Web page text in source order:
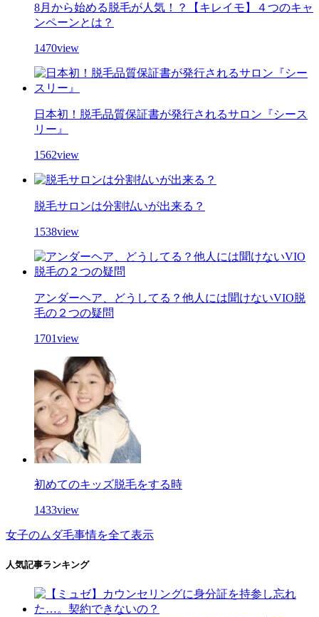
8月から始める脱毛が人気！？【キレイモ】４つのキャ
ンペーンとは？
1470view
日本初！脱毛品質保証書が発行されるサロン『シース
リー』
1562view
脱毛サロンは分割払いが出来る？
1538view
アンダーヘア、どうしてる？他人には聞けないVIO脱
毛の２つの疑問
1701view
初めてのキッズ脱毛をする時
1433view
女子のムダ毛事情を全て表示
人気記事ランキング